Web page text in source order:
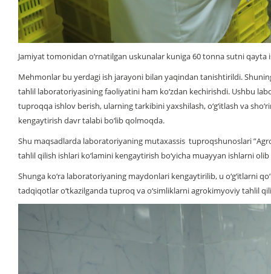
Jamiyat tomonidan o‘rnatilgan uskunalar kuniga 60 tonna sutni
Mehmonlar bu yerdagi ish jarayoni bilan yaqindan tanishtirildi.
tahlil laboratoriyasining faoliyatini ham ko‘zdan kechirishdi. Ushbu
tuproqqa ishlov berish, ularning tarkibini yaxshilash, o‘g‘itlash va
kengaytirish davr talabi bo‘lib qolmoqda.
Shu maqsadlarda laboratoriyaning mutaxassis tuproqshunoslari
tahlil qilish ishlari ko‘lamini kengaytirish bo‘yicha muayyan ishlarni
Shunga ko‘ra laboratoriyaning maydonlari kengaytirilib, u o‘g‘itlarni
tadqiqotlar o‘tkazilganda tuproq va o‘simliklarni agrokimyoviy tahlil